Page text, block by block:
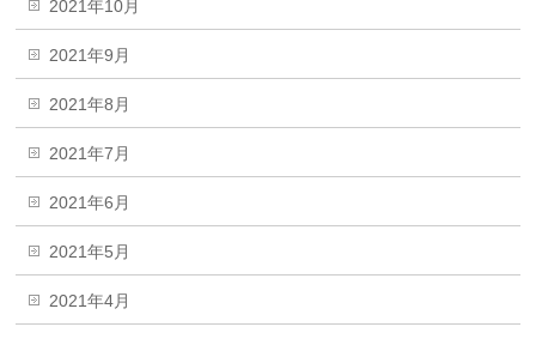
2021年10月
2021年9月
2021年8月
2021年7月
2021年6月
2021年5月
2021年4月